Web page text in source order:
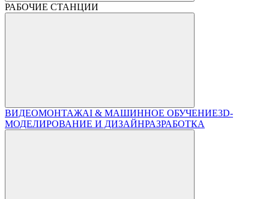
РАБОЧИЕ СТАНЦИИ
ВИДЕОМОНТАЖAI & МАШИННОЕ ОБУЧЕНИЕ3D-
МОДЕЛИРОВАНИЕ И ДИЗАЙНРАЗРАБОТКА